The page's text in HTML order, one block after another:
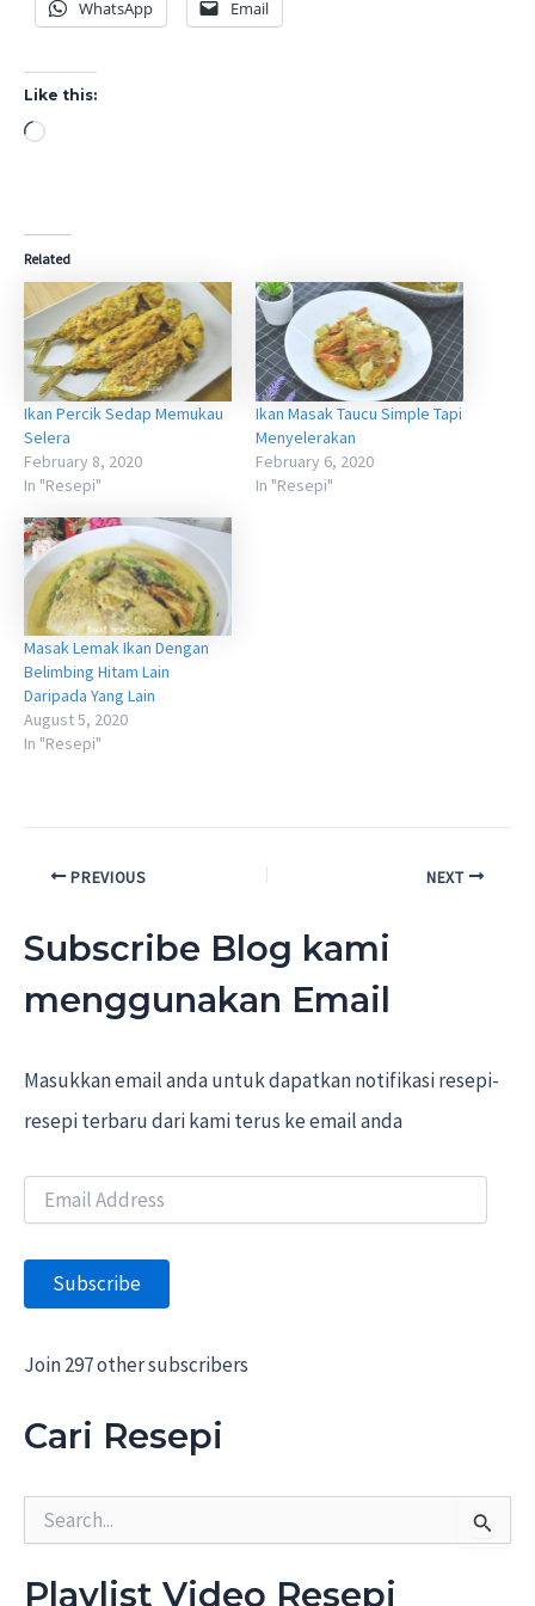
WhatsApp Email
Like this:
Loading…
Related
Ikan Percik Sedap Memukau
Selera
February 8, 2020
In "Resepi"
Ikan Masak Taucu Simple Tapi
Menyelerakan
February 6, 2020
In "Resepi"
Masak Lemak Ikan Dengan
Belimbing Hitam Lain
Daripada Yang Lain
August 5, 2020
In "Resepi"
Post PREVIOUS NEXT
Subscribe Blog kami
menggunakan Email
Masukkan email anda untuk dapatkan notifikasi resepi-
resepi terbaru dari kami terus ke email anda
i
A
d
r
s
s
Subscribe
Join 297 other subscribers
Cari Resepi
rPlaylist Video Resepi